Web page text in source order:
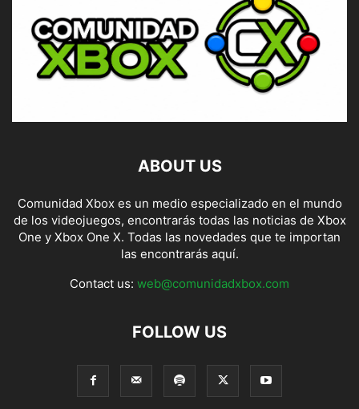
ABOUT US
Comunidad Xbox es un medio especializado en el mundo
de los videojuegos, encontrarás todas las noticias de Xbox
One y Xbox One X. Todas las novedades que te importan
las encontrarás aquí.
Contact us: web@comunidadxbox.com
FOLLOW US